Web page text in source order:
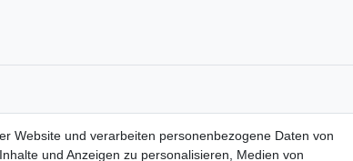
Website und verarbeiten personenbezogene Daten von
und Anzeigen zu personalisieren, Medien von